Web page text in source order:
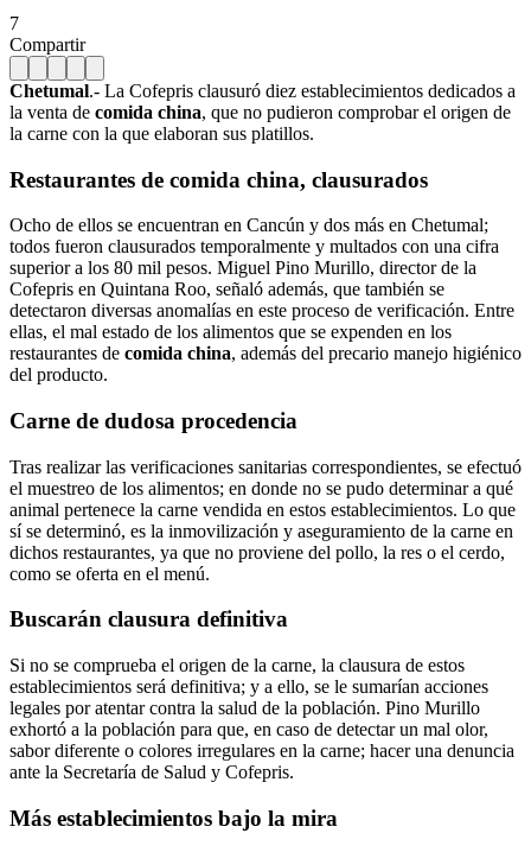
7
Compartir
Chetumal.- La Cofepris clausuró diez establecimientos dedicados a
la venta de comida china, que no pudieron comprobar el origen de
la carne con la que elaboran sus platillos.
Restaurantes de comida china, clausurados
Ocho de ellos se encuentran en Cancún y dos más en Chetumal;
todos fueron clausurados temporalmente y multados con una cifra
superior a los 80 mil pesos. Miguel Pino Murillo, director de la
Cofepris en Quintana Roo, señaló además, que también se
detectaron diversas anomalías en este proceso de verificación. Entre
ellas, el mal estado de los alimentos que se expenden en los
restaurantes de comida china, además del precario manejo higiénico
del producto.
Carne de dudosa procedencia
Tras realizar las verificaciones sanitarias correspondientes, se efectuó
el muestreo de los alimentos; en donde no se pudo determinar a qué
animal pertenece la carne vendida en estos establecimientos. Lo que
sí se determinó, es la inmovilización y aseguramiento de la carne en
dichos restaurantes, ya que no proviene del pollo, la res o el cerdo,
como se oferta en el menú.
Buscarán clausura definitiva
Si no se comprueba el origen de la carne, la clausura de estos
establecimientos será definitiva; y a ello, se le sumarían acciones
legales por atentar contra la salud de la población. Pino Murillo
exhortó a la población para que, en caso de detectar un mal olor,
sabor diferente o colores irregulares en la carne; hacer una denuncia
ante la Secretaría de Salud y Cofepris.
Más establecimientos bajo la mira